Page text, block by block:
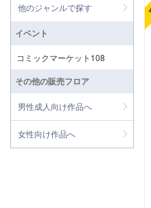
他のジャンルで探す
イベント
コミックマーケット108
その他の販売フロア
男性成人向け作品へ
女性向け作品へ